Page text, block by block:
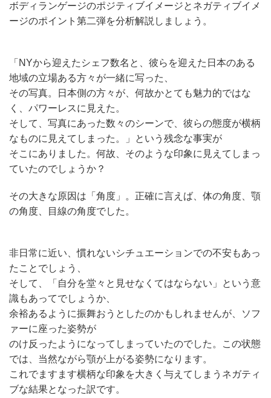
ボディランゲージのポジティブイメージとネガティブイメ
ージのポイント第二弾を分析解説しましょう。
「NYから迎えたシェフ数名と、彼らを迎えた日本のある
地域の立場ある方々が一緒に写った、
その写真。日本側の方々が、何故かとても魅力的ではな
く、パワーレスに見えた。
そして、写真にあった数々のシーンで、彼らの態度が横柄
なものに見えてしまった。」という残念な事実が
そこにありました。何故、そのような印象に見えてしまっ
ていたのでしょうか？
その大きな原因は「角度」。正確に言えば、体の角度、顎
の角度、目線の角度でした。
非日常に近い、慣れないシチュエーションでの不安もあっ
たことでしょう、
そして、「自分を堂々と見せなくてはならない」という意
識もあってでしょうか、
余裕あるように振舞おうとしたのかもしれませんが、ソフ
ァーに座った姿勢が
のけ反ったようになってしまっていたのでした。この状態
では、当然ながら顎が上がる姿勢になります。
これでますます横柄な印象を大きく与えてしまうネガティ
ブな結果となった訳です。